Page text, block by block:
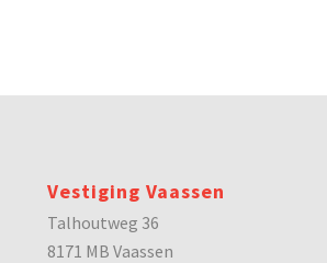
Vestiging Vaassen
Talhoutweg 36
8171 MB Vaassen